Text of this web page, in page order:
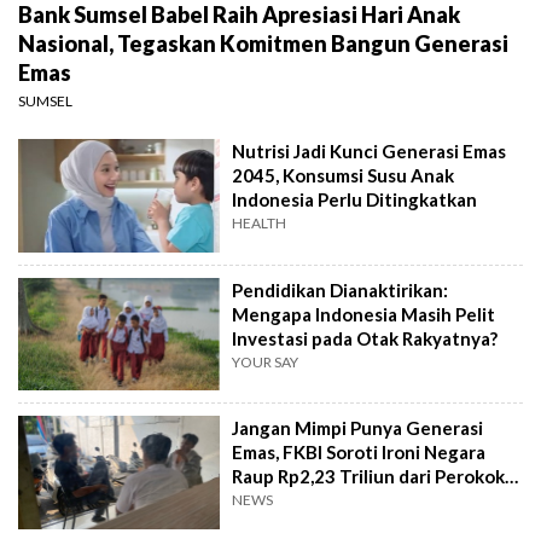
Bank Sumsel Babel Raih Apresiasi Hari Anak
Nasional, Tegaskan Komitmen Bangun Generasi
Emas
SUMSEL
Nutrisi Jadi Kunci Generasi Emas
2045, Konsumsi Susu Anak
Indonesia Perlu Ditingkatkan
HEALTH
Pendidikan Dianaktirikan:
Mengapa Indonesia Masih Pelit
Investasi pada Otak Rakyatnya?
YOUR SAY
Jangan Mimpi Punya Generasi
Emas, FKBI Soroti Ironi Negara
Raup Rp2,23 Triliun dari Perokok
Anak
NEWS